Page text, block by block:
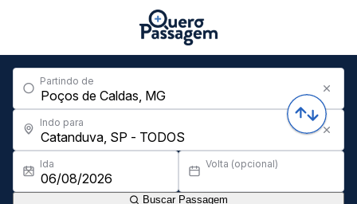
Partindo de
Indo para
Ida Volta (opcional)
Buscar Passagem